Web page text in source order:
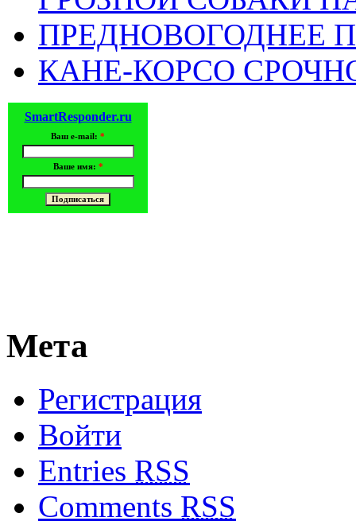
ПРЕДНОВОГОДНЕЕ
КАНЕ-КОРСО
SmartResponder.ru
Ваш e-mail: *
Ваше имя: *
Мета
Регистрация
Войти
Entries RSS
Comments RSS